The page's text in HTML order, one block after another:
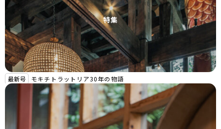
特集
最新号 モキチトラットリア30年の物語